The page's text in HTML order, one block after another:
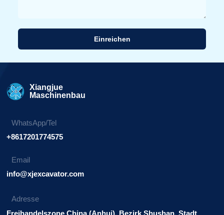
Einreichen
Xiangjue
Maschinenbau
WhatsApp/Tel
+8617201774575
Email
info@xjexcavator.com
Adresse
Freihandelszone China (Anhui), Bezirk Shushan, Stadt